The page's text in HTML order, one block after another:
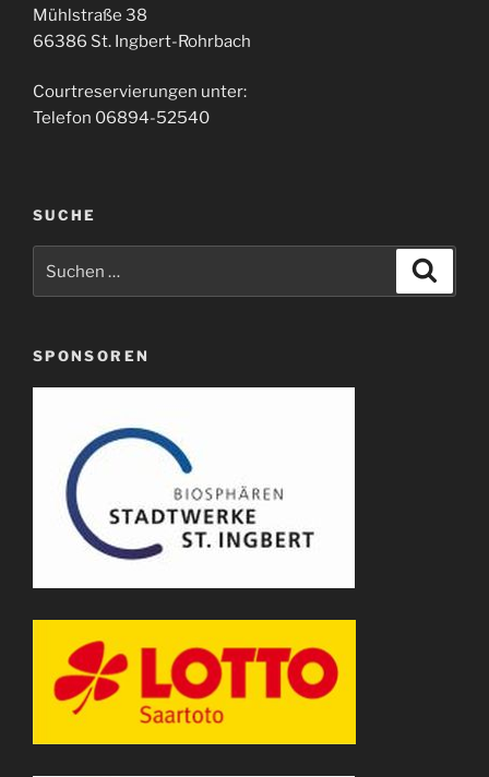
Mühlstraße 38
66386 St. Ingbert-Rohrbach
Courtreservierungen unter:
Telefon 06894-52540
SUCHE
SPONSOREN